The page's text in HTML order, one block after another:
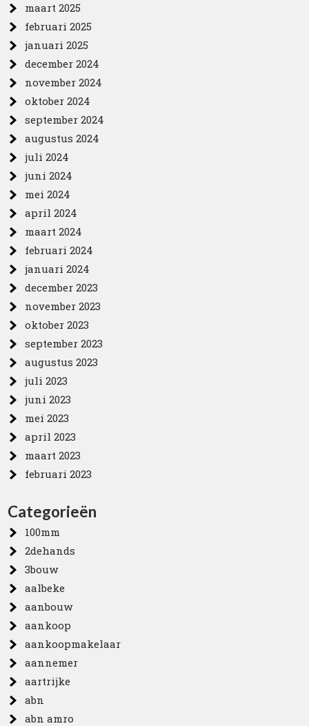
maart 2025
februari 2025
januari 2025
december 2024
november 2024
oktober 2024
september 2024
augustus 2024
juli 2024
juni 2024
mei 2024
april 2024
maart 2024
februari 2024
januari 2024
december 2023
november 2023
oktober 2023
september 2023
augustus 2023
juli 2023
juni 2023
mei 2023
april 2023
maart 2023
februari 2023
Categorieën
100mm
2dehands
3bouw
aalbeke
aanbouw
aankoop
aankoopmakelaar
aannemer
aartrijke
abn
abn amro